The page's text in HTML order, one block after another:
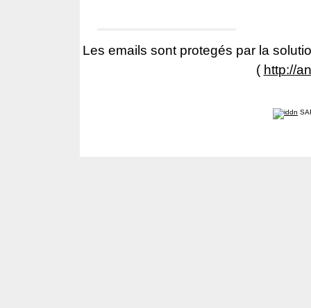
Les emails sont protegés par la
( http://